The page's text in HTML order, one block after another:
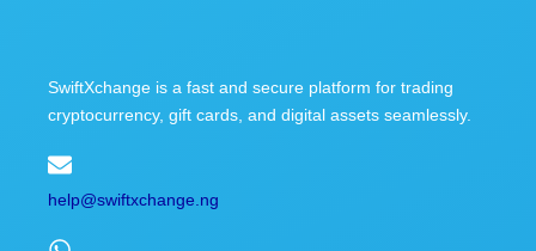
SwiftXchange is a fast and secure platform for trading
cryptocurrency, gift cards, and digital assets seamlessly.
help@swiftxchange.ng